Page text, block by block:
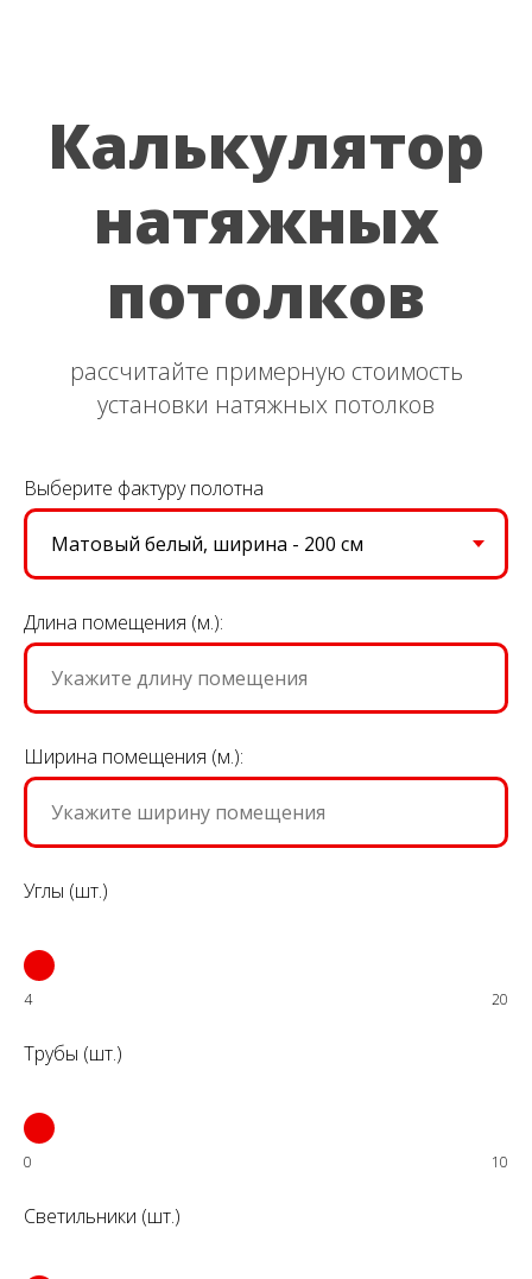
Калькулятор
натяжных
потолков
рассчитайте примерную стоимость
установки натяжных потолков
Выберите фактуру полотна
Длина помещения (м.):
Ширина помещения (м.):
Углы (шт.)
4 20
Трубы (шт.)
0 10
Светильники (шт.)